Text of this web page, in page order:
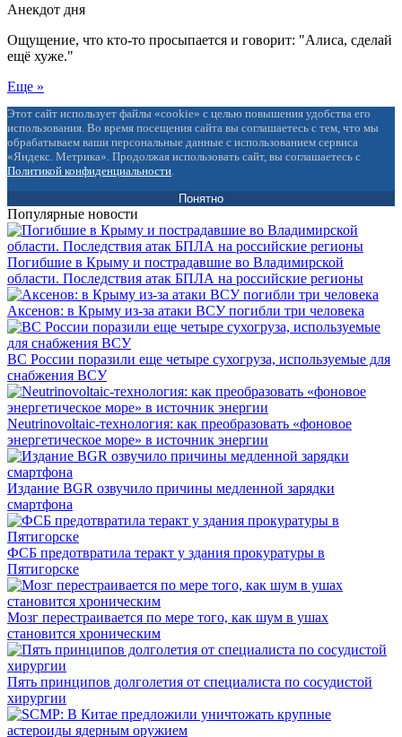
Анекдот дня
Ощущение, что кто-то просыпается и говорит: "Алиса, сделай
ещё хуже."
Еще »
Этот сайт использует файлы «cookie» с целью повышения удобства его
использования. Во время посещения сайта вы соглашаетесь с тем, что мы
обрабатываем ваши персональные данные с использованием сервиса
«Яндекс. Метрика». Продолжая использовать сайт, вы соглашаетесь с
Политикой конфиденциальности
Понятно
Популярные новости
Погибшие в Крыму и пострадавшие во Владимирской
области. Последствия атак БПЛА на российские регионы
Аксенов: в Крыму из-за атаки ВСУ погибли три человека
ВС России поразили еще четыре сухогруза, используемые для
снабжения ВСУ
Neutrinovoltaic‑технология: как преобразовать «фоновое
энергетическое море» в источник энергии
Издание BGR озвучило причины медленной зарядки
смартфона
ФСБ предотвратила теракт у здания прокуратуры в
Пятигорске
Мозг перестраивается по мере того, как шум в ушах
становится хроническим
Пять принципов долголетия от специалиста по сосудистой
хирургии